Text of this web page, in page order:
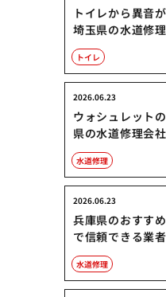
トイレから異音
埼玉県の水道修
トイレ
ウォシュレット
県の水道修理会
2026.06.23
水道修理
兵庫県のおすす
で信頼できる業
2026.06.23
水道修理